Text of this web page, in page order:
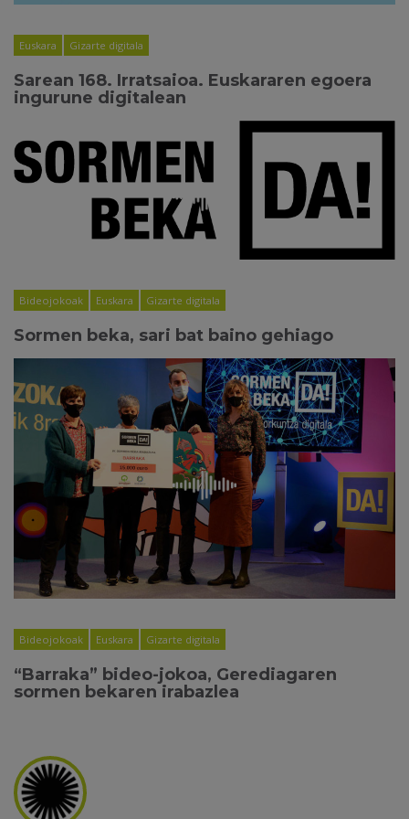
Euskara Gizarte digitala
Sarean 168. Irratsaioa. Euskararen egoera
ingurune digitalean
Bideojokoak Euskara Gizarte digitala
Sormen beka, sari bat baino gehiago
Bideojokoak Euskara Gizarte digitala
“Barraka” bideo-jokoa, Gerediagaren
sormen bekaren irabazlea